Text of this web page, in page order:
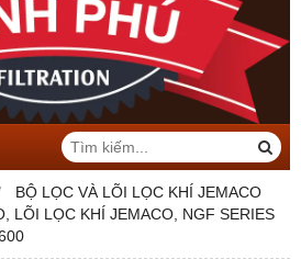
BỘ LỌC VÀ LÕI LỌC KHÍ JEMACO
LÕI LỌC KHÍ JEMACO, NGF SERIES